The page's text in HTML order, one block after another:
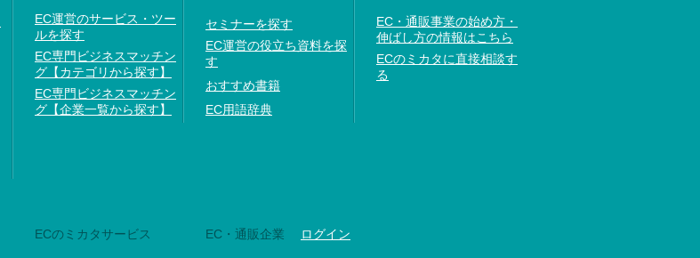
EC運営のサービス・ツー
ルを探す
EC専門ビジネスマッチン
グ【カテゴリから探す】
EC専門ビジネスマッチン
グ【企業一覧から探す】
セミナーを探す
EC運営の役立ち資料を探
す
おすすめ書籍
EC用語辞典
EC・通販事業の始め方・
伸ばし方の情報はこちら
ECのミカタに直接相談す
る
ECのミカタサービス EC・通販企業 ログイン